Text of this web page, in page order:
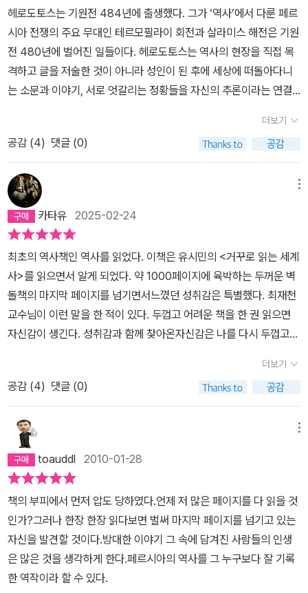
반에 흐르는 ｀헬라스인에 대한｀ 우월감이 표현되어 있고, 이러한
기록을 그리스인이 아닌 한국인이 공감하기 어려운 점이 있다. 특히,
역사적 사건 곳곳에 기재된 ｀신탁｀을 통한 당위성 부여는 구약성경
의 마카베오 가문의 항쟁을 다룬 <마카베오 상,하>와 공통점이 느껴
지지만, ｀신은 우리 편｀이라는 관점은 제 3자 입장에서 다소 설득
역사는 과거와 현재 사이의 끊임없는 대화｀라는 E.H 카의 말처럼,
고대 그리스인의 세계관을 우리에게 알려준다는 점과 극적인 서술을
통해 독자들에게 유익함과 재미를 함께 주는 두꺼운 책이라 할 수 있
다.
벗어나자주변의 그리스인들이 살던 곳들에서도 여기저기 반란이 일
어났을 것이다.헤로도토스가 살았던 할리카르낫소스도 마찬가지였는
데,그 자신이 할리카르낫소스 참주 뤽다미스(Lygdamis)를 축출하는
데 실패하자 사모스로 망명했던 사실로 알 수 있다.(책에 나오는 사모
스에 대한 상세한 기술은 이 시기의 경험으로부터 나왔을 것이다.)그
과의 견해차로 헤로도토스는 영영 고향을 떠날 수 밖에 없었다.그는
BC 444년(41살)에 남이탈리아 범그리스 식민지 투리오이(Thouri
oi)로 이주했고 그 곳에서 살다가 사망했거나마케도니아 펠라(Pell
a)에서 사망했다고도 한다.BC 445/4년(40/41살)에는 아테네에
서 사람들에게 자신의 책을 낭독하여 돈을 벌었으며,이 때 페리클레
스(BC 495~429), 소포클레스(BC 496~406)와 친교를 맺었다
고 한다.펠로폰네소스 전쟁이 발발한 BC 431년(54살) 이후 몇 년
간의 전쟁을 체험한 그는BC 424년(61살) 이전에 '역사'를 출간한지
얼마 지나지 않아 세상을 떠난 것으로 보인다.2. 헤로도토스 여행 경
로책에서도 알 수 있지만 헤로도토스가 여행했던 곳으로 추측되는 지
역은교통편이 발달한 지금 살펴봐도 어마어마할 정도로 광대하다.어
떻게 여행했는지는 의문으로 남아있다.그리스 본토의 모든 지방, 소
티네시, 나일강 제1폭포 여행, 북아프리카의 퀴레네시 (이집트 4개월
대적 배경'역사'가 다루고 있는 고대 그리스-페르시아 전쟁 당시중국
은 공자(BC 552~479), 묵자(BC 480~390) 등 제자백가 사상가
가 활약하던 춘추시대였으며,인도는 석가모니(BC 563~480?)가
생로병사의 뜻을 깨닫고 열반에 들었던 시대였다.3-2. ‘역사’ 출간 시
기헤로도토스의 '역사’는 책 안에서 펠로폰네소스 전쟁(6권 98장,7
권 137장)이 언급되고 있으므로펠로폰네소스 전쟁이 발발한 BC 43
1년과아리스토파네스 희극 '아카르나이 구역민들'(523행 이하)에서
책이 언급되고 있으므로희극이 공연된 BC 424년 사이에 출간된 것
으로 보인다.4. 책을 쓴 목적헤로도토스가 책을 쓴 목적은 서문에 언
헤로도토스는 기원전 484년에 출생했다. 그가 ‘역사’에서 다룬 페르
시아 전쟁의 주요 무대인 테르모필라이 회전과 살라미스 해전은 기원
전 480년에 벌어진 일들이다. 헤로도토스는 역사의 현장을 직접 목
격하고 글을 저술한 것이 아니라 성인이 된 후에 세상에 떠돌아다니
는 소문과 이야기, 서로 엇갈리는 정황들을 자신의 추론이라는 연결
형식을 탈피하고 산문 양식으로 시대를 기록하겠다는 포부를 내비쳤
지만 글에 담긴 자신의 목소리를 의식적으로 제거하려는 노력은 보이
지 않았다. 즉 헤로도토스의 ‘역사’는 건조한 ‘역사적 서술방식’이 다
소 결여되어 있지만 ‘역사적 주제의식’은 갖추고 있는 과도기적 특징
을 보여준다. (史料의 관점에서 엄밀하게 정보를 다루는 태도는 투퀴
디데스부터 출발한다) 주요한 형식적 특징들을 살펴보면 첫째, 헤로
도토스는 자신의 의견과 사실을 구분하고 직접 들은 이야기와 건네
들은 정보를 구분하고 있다고 전제하지만 그것을 담은 문체는 에세이
에 가깝다. 따라서 탐사보도라는 자신의 언명이나 후대의 평가가 주
는 엄정한 측량과 계측이라는 뉘앙스보다는 사실과 추론의 역학관계
를 솜씨 좋게 다루는 입심 좋은 이야기꾼의 인상이 한결 진하다. 둘째,
저자는 전지적 작가 시점에서 마치 소설을 쓰는 것처럼 모든 지역과
인물과 사건의 속내를 최대한 자세하게 밝혀내고 있다. 이러한 기법
은 독자들에게 현장에 있는 듯한 착각을 불러 일으켜 무심결에 신뢰
들고 전장과 작전 상황실을 오가며 찍은, 적절한 나레이션을 삽입한
다큐멘터리를 보는 인상을 안겨 준다. 셋째, 열성적인 탐험가이자 관
찰자였던 헤로도토스는 자신이 평생에 걸쳐 수집한 정보들을 하나도
버리고 싶어하지 않은 듯하다. 그 결과 페르시아 전쟁의 원인을 밝히
기 위해 시작된 책의 2/3 가량이 그와 거의 무관한 풍속 보고서로 채
워져 있다. 이는 저술의 완결성을 해치고 분량 배분에 실패하게 만든
요인이지만 역설적으로 고대인들의 생활상을 생생하게 전달해 주는
의의를 갖는다. 역사적 기록물의 측면에서도 주목할만한 부분들이 있
는데, 첫째, 당대가 신화적 관념에서 서서히 벗어나 인간 사회의 제도
더보기
공감 (4) 댓글 (0)
카타유 2025-02-24
최초의 역사책인 역사를 읽었다. 이책은 유시민의 <거꾸로 읽는 세계
사>를 읽으면서 알게 되었다. 약 1000페이지에 육박하는 두꺼운 벽
돌책의 마지막 페이지를 넘기면서느꼈던 성취감은 특별했다. 최재천
교수님이 이런 말을 한 적이 있다. 두껍고 어려운 책을 한 권 읽으면
자신감이 생긴다. 성취감과 함께 찾아온자신감은 나를 다시 두껍고
것이다. 일기나 에세이처럼 읽어도 괜찮다. 하지만, 나는 역사를 읽을
때 반드시 두 가지가 필요하다고 생각한다.하나는 지리에 대한 파악
이고, 하나는 맥락을 파악하는 것이다. 인간들이 끊임없는 선택을 통
해 역사를 만드는데, 이런 선택을 한 이유를이해하려면 지리와 앞서
일어난 일, 현상들에 대한 파악이 중요하다. 역사책을 읽을 때 지도를
펼쳐 보고, 메모장에 플로우 차트같은 기록이 필요하다. 전후 맥락을
파악하기 위해서 인터넷 검색도 필요하다. 역사책을 읽는 재미를 알
기 위해 종합적이고, 체계적인 접근이 중요하다. 이렇게 말하면서 노
력하고 있지만, 아직 많이 부족하다. 헤로도토스의<역사>를 읽는
것은 쉽지 않다. 쉽지 않은 이유 중의 하나가 이 책에서 쓰인 명칭이
현재 쓰는 명칭과 다르다는 것이다. 지역, 단위, 장소명 등이 당시의
언어로 표현했기 때문에 별도의 매칭테이블이 필요하다. 예를 들어
더보기
공감 (4) 댓글 (0)
toauddl 2010-01-28
책의 부피에서 먼저 압도 당하였다.언제 저 많은 페이지를 다 읽을 것
인가?그러나 한장 한장 읽다보면 벌써 마지막 페이지를 넘기고 있는
자신을 발견할 것이다.방대한 이야기 그 속에 담겨진 사람들의 인생
은 많은 것을 생각하게 한다.페르시아의 역사를 그 누구보다 잘 기록
한 역작이라 할 수 있다.